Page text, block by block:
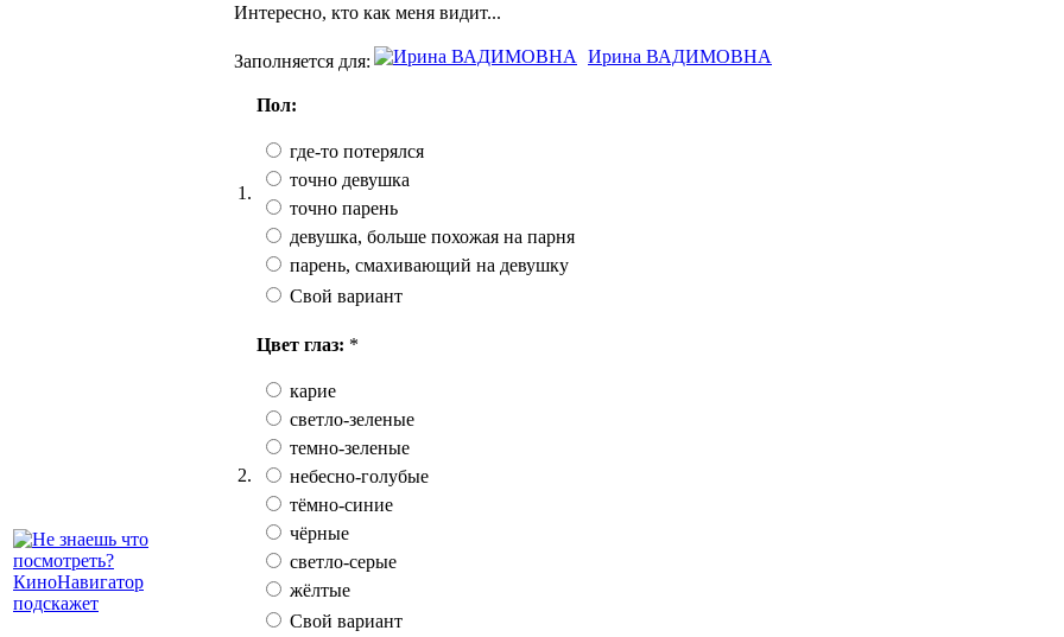
Интересно, кто как меня видит...
Заполняется для: Ирина ВАДИМОВНА
1.
Пол:
где-то потерялся
точно девушка
точно парень
девушка, больше похожая на парня
парень, смахивающий на девушку
Свой вариант
2.
Цвет глаз: *
карие
светло-зеленые
темно-зеленые
небесно-голубые
тёмно-синие
чёрные
светло-серые
жёлтые
Свой вариант